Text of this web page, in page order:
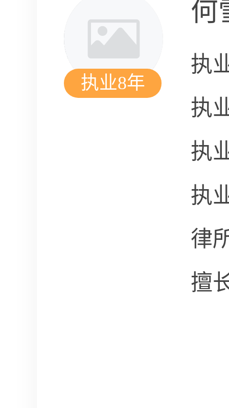
执业8年
何
执
执
执
执
律
擅